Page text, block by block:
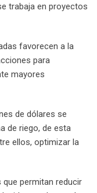
trabaja en proyectos
favorecen a la
para
mayores
de dólares se
de riego, de esta
ellos, optimizar la
que permitan reducir